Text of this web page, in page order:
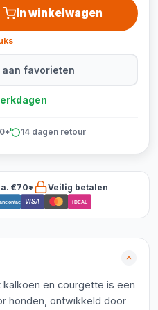
In winkelwagen
favorieten
14 dagen retour
€70*
Veilig betalen
VISA iDEAL
kalkoen en courgette is een
honden, ontwikkeld door